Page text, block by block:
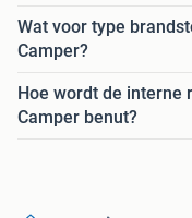
Wat voor type
Camper?
Hoe wordt de interne
Camper benut?